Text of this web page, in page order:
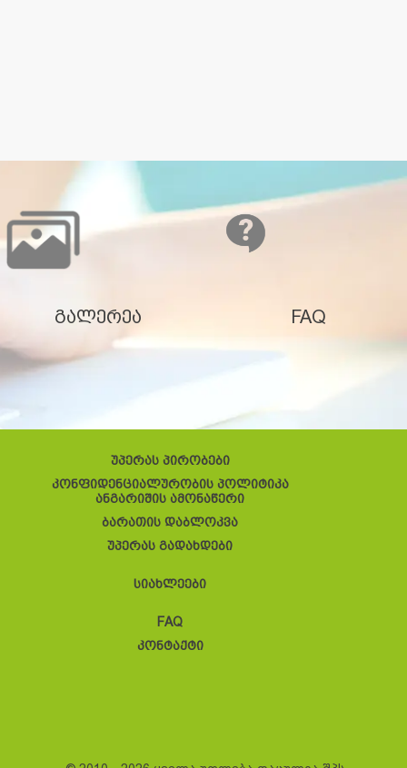
გალერეა FAQ
უპერას პირობები
კონფიდენციალურობის პოლიტიკა
ანგარიშის ამონაწერი
ბარათის დაბლოკვა
უპერას გადახდები
სიახლეები
FAQ
კონტაქტი